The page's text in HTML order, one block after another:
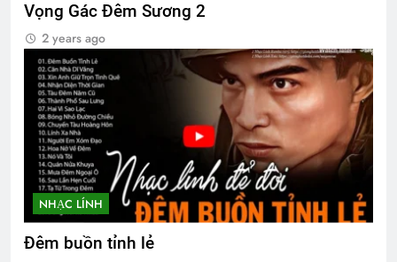
Vọng Gác Đêm Sương 2
2 years ago
NHẠC LÍNH
Đêm buồn tỉnh lẻ